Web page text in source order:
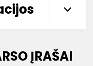
ĮRAŠAI